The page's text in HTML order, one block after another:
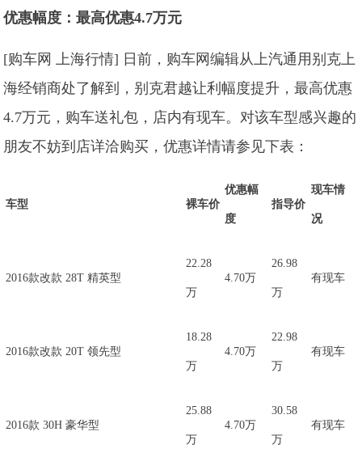
优惠幅度：最高优惠4.7万元
[购车网 上海行情] 日前，购车网编辑从上汽通用别克上
海经销商处了解到，别克君越让利幅度提升，最高优惠
4.7万元，购车送礼包，店内有现车。对该车型感兴趣的
朋友不妨到店详洽购买，优惠详情请参见下表：
车型 裸车价
优惠幅
度
指导价
现车情
况
2016款改款 28T 精英型
22.28
万
4.70万
26.98
万
有现车
2016款改款 20T 领先型
18.28
万
4.70万
22.98
万
有现车
2016款 30H 豪华型
25.88
万
4.70万
30.58
万
有现车